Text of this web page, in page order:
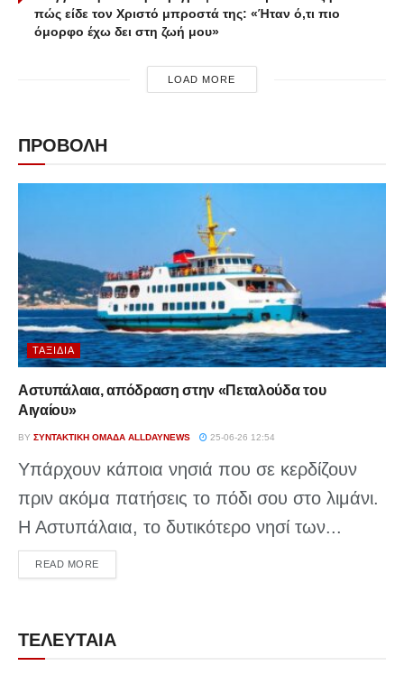
πώς είδε τον Χριστό μπροστά της: «Ήταν ό,τι πιο
όμορφο έχω δει στη ζωή μου»
LOAD MORE
ΠΡΟΒΟΛΗ
ΤΑΞΊΔΙΑ
Αστυπάλαια, απόδραση στην «Πεταλούδα του
Αιγαίου»
BY ΣΥΝΤΑΚΤΙΚΉ ΟΜΆΔΑ ALLDAYNEWS 25-06-26 12:54
Υπάρχουν κάποια νησιά που σε κερδίζουν
πριν ακόμα πατήσεις το πόδι σου στο λιμάνι.
Η Αστυπάλαια, το δυτικότερο νησί των...
READ MOREDETAILS
ΤΕΛΕΥΤΑΙΑ